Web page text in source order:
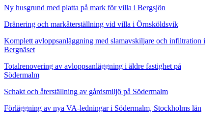
Ny husgrund med platta på mark för villa i Bergsjön
Dränering och markåterställning vid villa i Örnsköldsvik
Komplett avloppsanläggning med slamavskiljare och infiltration i
Bergnäset
Totalrenovering av avloppsanläggning i äldre fastighet på
Södermalm
Schakt och återställning av gårdsmiljö på Södermalm
Förläggning av nya VA-ledningar i Södermalm, Stockholms län